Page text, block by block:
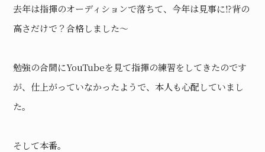
去年は指揮のオーディションで落ちて、今年は見事に⁉︎背の
高さだけで？合格しました〜
勉強の合間にYouTubeを見て指揮の練習をしてきたのです
が、仕上がっていなかったようで、本人も心配していまし
た。
そして本番。